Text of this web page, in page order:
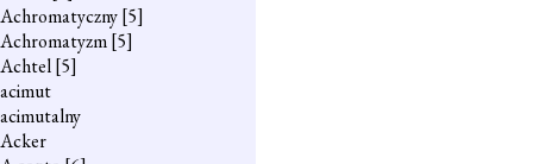
Achromatyczny[5]
Achromatyzm[5]
Achtel[5]
acimut
acimutalny
Acker